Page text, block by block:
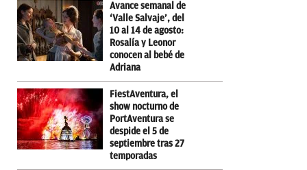
Avance semanal de
‘Valle Salvaje’, del
10 al 14 de agosto:
Rosalía y Leonor
conocen al bebé de
Adriana
FiestAventura, el
show nocturno de
PortAventura se
despide el 5 de
septiembre tras 27
temporadas